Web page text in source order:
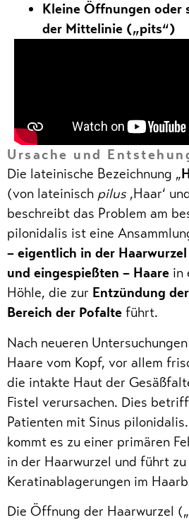
Kleine Öffnungen oder
der Mittelinie („pits“)
Ursache und
Die lateinische Bezeichnung „
(von lateinisch pilus ‚Haar‘
beschreibt das Problem am
pilonidalis ist eine
– eigentlich in der
und eingespießten – Haare in
Höhle, die zur Entzündung
Bereich der Pofalte führt.
Nach neueren
Haare vom Kopf, vor allem
die intakte Haut der
Fistel verursachen. Dies
Patienten mit Sinus
kommt es zu einer primären
in der Haarwurzel und führt zu
Keratinablagerungen im
Die Öffnung der Haarwurzel